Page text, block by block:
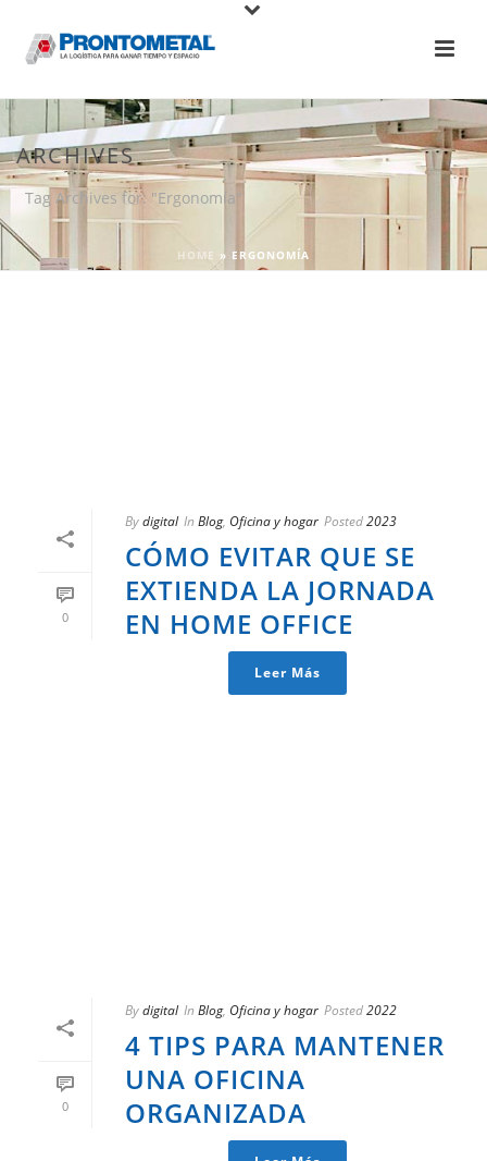
ARCHIVES
Tag Archives for: "Ergonomía"
HOME » ERGONOMÍA
0
Bydigital In Blog, Oficina y hogar Posted2023
CÓMO EVITAR QUE SE
EXTIENDA LA JORNADA
EN HOME OFFICE
Leer Más
0
Bydigital In Blog, Oficina y hogar Posted2022
4 TIPS PARA MANTENER
UNA OFICINA
ORGANIZADA